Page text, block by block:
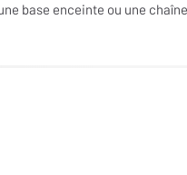
base enceinte ou une